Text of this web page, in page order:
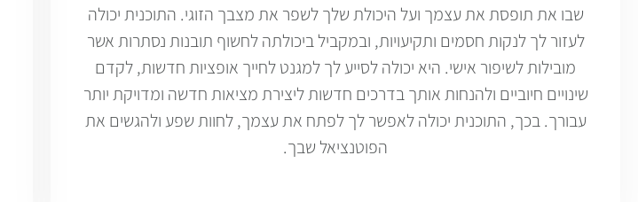
שבו את תופסת את עצמך ועל היכולת שלך לשפר את מצבך הזוגי. התוכנית יכולה
לעזור לך לנקות חסמים ותקיעויות, ובמקביל ביכולתה לחשוף תובנות נסתרות אשר
מובילות לשיפור אישי. היא יכולה לסייע לך למגנט לחייך אופציות חדשות, לקדם
שינויים חיוביים ולהנחות אותך בדרכים חדשות ליצירת מציאות חדשה ומדויקת יותר
עבורך. בכך, התוכנית יכולה לאפשר לך לפתח את עצמך, לחוות שפע ולהגשים את
הפוטנציאל שבך.